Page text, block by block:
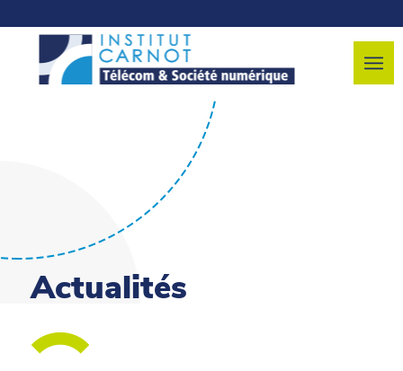
Actualités